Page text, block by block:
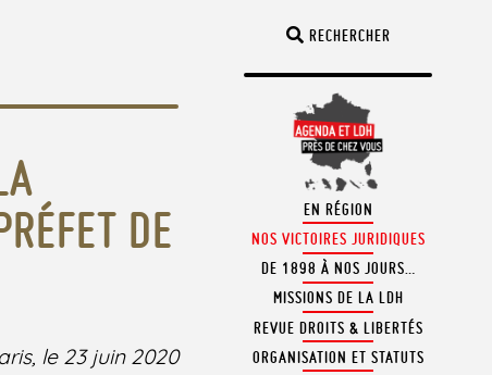
DE
le 23 juin 2020
RECHERCHER
EN RÉGION
NOS VICTOIRES JURIDIQUES
DE 1898 À NOS JOURS…
MISSIONS DE LA LDH
REVUE DROITS & LIBERTÉS
ORGANISATION ET STATUTS